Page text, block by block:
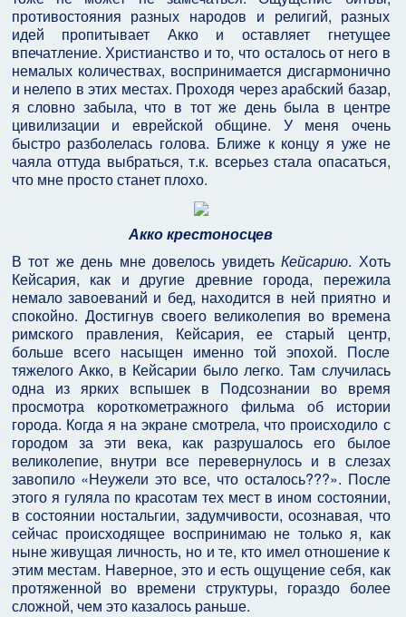
противостояния разных народов и религий, разных
идей пропитывает Акко и оставляет гнетущее
впечатление. Христианство и то, что осталось от него в
немалых количествах, воспринимается дисгармонично
и нелепо в этих местах. Проходя через арабский базар,
я словно забыла, что в тот же день была в центре
цивилизации и еврейской общине. У меня очень
быстро разболелась голова. Ближе к концу я уже не
чаяла оттуда выбраться, т.к. всерьез стала опасаться,
что мне просто станет плохо.
Акко крестоносцев
В тот же день мне довелось увидеть Кейсарию. Хоть
Кейсария, как и другие древние города, пережила
немало завоеваний и бед, находится в ней приятно и
спокойно. Достигнув своего великолепия во времена
римского правления, Кейсария, ее старый центр,
больше всего насыщен именно той эпохой. После
тяжелого Акко, в Кейсарии было легко. Там случилась
одна из ярких вспышек в Подсознании во время
просмотра короткометражного фильма об истории
города. Когда я на экране смотрела, что происходило с
городом за эти века, как разрушалось его былое
великолепие, внутри все перевернулось и в слезах
завопило «Неужели это все, что осталось???». После
этого я гуляла по красотам тех мест в ином состоянии,
в состоянии ностальгии, задумчивости, осознавая, что
сейчас происходящее воспринимаю не только я, как
ныне живущая личность, но и те, кто имел отношение к
этим местам. Наверное, это и есть ощущение себя, как
протяженной во времени структуры, гораздо более
сложной, чем это казалось раньше.